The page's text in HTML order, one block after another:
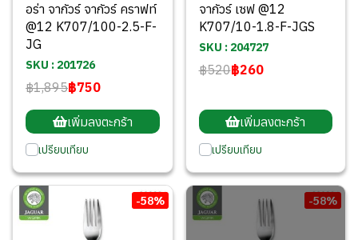
อร่า จากัวร์ จากัวร์ คราฟท์
@12 K707/100-2.5-F-
JG
SKU : 201726
฿1,895฿750
เพิ่มลงตะกร้า
เปรียบเทียบ
จากัวร์ เซฟ @12
K707/10-1.8-F-JGS
SKU : 204727
฿520฿260
เพิ่มลงตะกร้า
เปรียบเทียบ
-58% -58%